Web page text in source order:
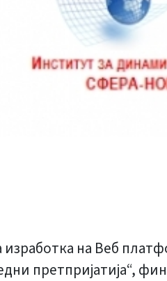
изработка на Веб
претпријатија“,